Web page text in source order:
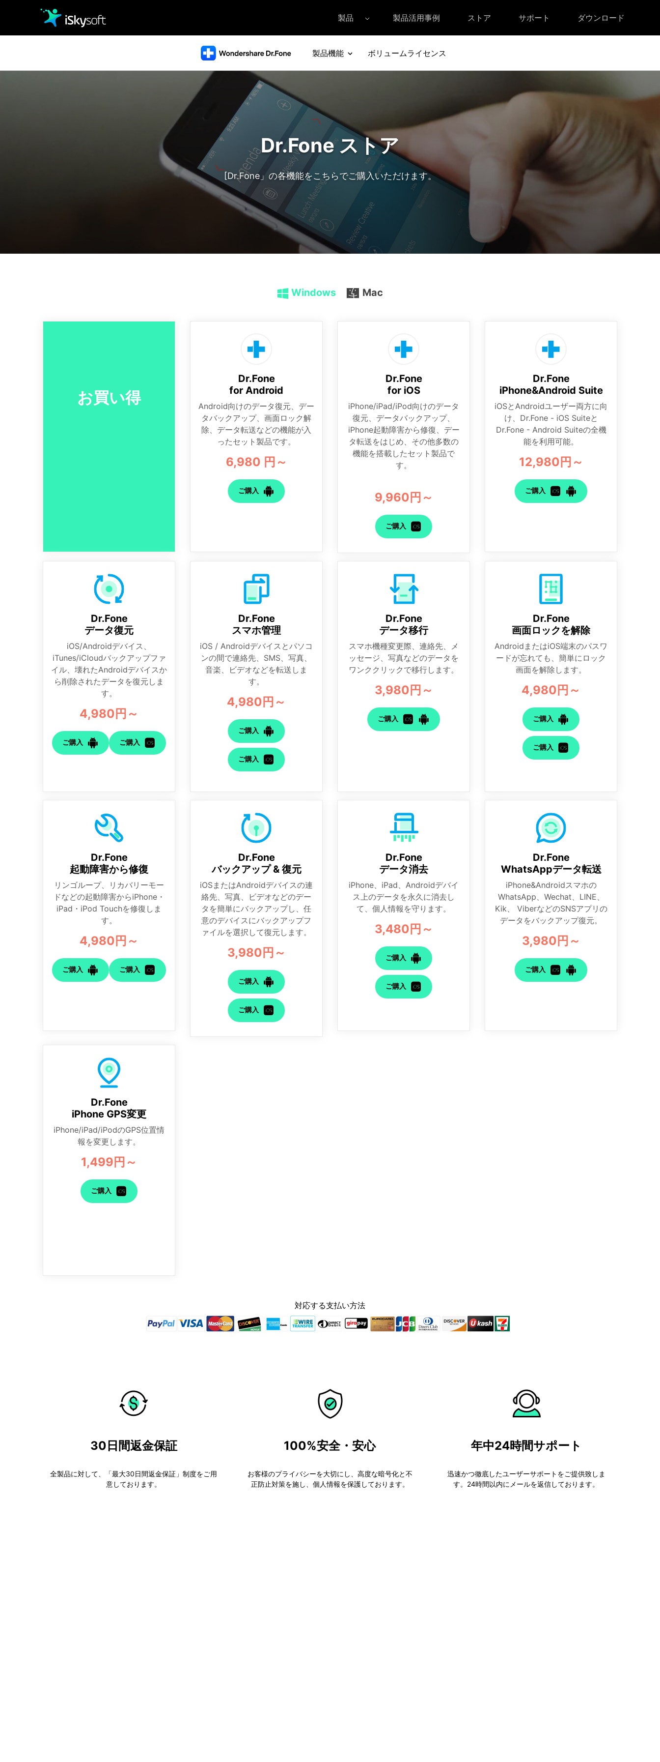
製品
Filmora（フィモーラ）
• Filmora for Windows
• Filmora for Mac
製品活用事例 ストア サポート ダウンロード
製品機能
WhatsAppデータ転送
• WhatsAppをバックアップ&復元
データ消去
• iPhoneデータ消去
• Androidデータ消去
• Android画面ロック解除
起動障害から修復
• Android起動障害から修復
• iPhone&Androidデータ移行
スマホ管理
• iPhoneスマホ管理
• Androidスマホ管理
データ復元
• iPhoneデータ復元
• Androidデータ復元
スマホデータバックアップ
• Androidデータバックアップ
iTunes修復
• iTunes修復
ボリュームライセンス
Dr.Fone ストア
[Dr.Fone」の各機能をこちらでご購入いただけます。
Windows Mac
お買い得
Dr.Fone
for Android
Android向けのデータ復元、デー
タバックアップ、画面ロック解
除、データ転送などの機能が入
ったセット製品です。
6,980 円～
ご購入
Dr.Fone
for iOS
iPhone/iPad/iPod向けのデータ
復元、データバックアップ、
iPhone起動障害から修復、デー
タ転送をはじめ、その他多数の
機能を搭載したセット製品で
す。
9,960円～
ご購入
Dr.Fone
iPhone&Android Suite
iOSとAndroidユーザー両方に向
け、Dr.Fone - iOS Suiteと
Dr.Fone - Android Suiteの全機
能を利用可能。
12,980円～
ご購入
Dr.Fone
データ復元
iOS/Androidデバイス、
iTunes/iCloudバックアップファ
イル、壊れたAndroidデバイスか
ら削除されたデータを復元しま
す。
4,980円～
ご購入 ご購入
Dr.Fone
スマホ管理
iOS / Androidデバイスとパソコ
ンの間で連絡先、SMS、写真、
音楽、ビデオなどを転送しま
す。
4,980円～
ご購入
ご購入
Dr.Fone
データ移行
スマホ機種変更際、連絡先、メ
ッセージ、写真などのデータを
ワンククリックで移行します。
3,980円～
ご購入
Dr.Fone
画面ロックを解除
AndroidまたはiOS端末のパスワ
ードが忘れても、簡単にロック
画面を解除します。
4,980円～
ご購入
ご購入
Dr.Fone
起動障害から修復
リンゴループ、リカバリーモー
ドなどの起動障害からiPhone・
iPad・iPod Touchを修復しま
す。
4,980円～
ご購入 ご購入
Dr.Fone
バックアップ & 復元
iOSまたはAndroidデバイスの連
絡先、写真、ビデオなどのデー
タを簡単にバックアップし、任
意のデバイスにバックアップフ
ァイルを選択して復元します。
3,980円～
ご購入
ご購入
Dr.Fone
データ消去
iPhone、iPad、Androidデバイ
ス上のデータを永久に消去し
て、個人情報を守ります。
3,480円～
ご購入
ご購入
Dr.Fone
WhatsAppデータ転送
iPhone&Androidスマホの
WhatsApp、Wechat、LINE、
Kik、 ViberなどのSNSアプリの
データをバックアップ復元。
3,980円～
ご購入
Dr.Fone
iPhone GPS変更
iPhone/iPad/iPodのGPS位置情
報を変更します。
1,499円～
ご購入
対応する支払い方法
30日間返金保証
全製品に対して、「最大30日間返金保証」制度をご用
意しております。
100%安全・安心
お客様のプライバシーを大切にし、高度な暗号化と不
正防止対策を施し、個人情報を保護しております。
年中24時間サポート
迅速かつ徹底したユーザーサポートをご提供致しま
す。24時間以内にメールを返信しております。